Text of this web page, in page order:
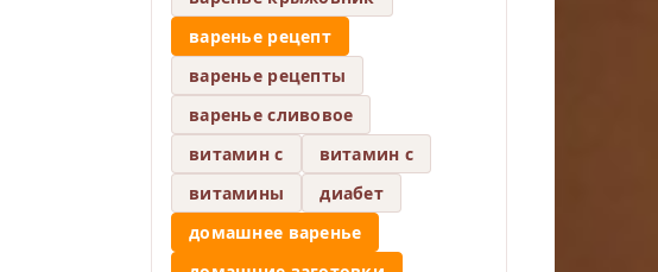
варенье рецепт
варенье рецепты
варенье сливовое
витамин c
витамин с
витамины
диабет
домашнее варенье